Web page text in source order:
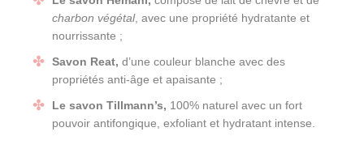
charbon végétal, avec une propriété hydratante et
nourrissante ;
Savon Reat, d’une couleur blanche avec des
propriétés anti-âge et apaisante ;
Le savon Tillmann’s, 100% naturel avec un fort
pouvoir antifongique, exfoliant et hydratant intense.